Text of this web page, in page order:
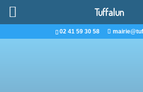
02 41 59 30 58
Tuffalun